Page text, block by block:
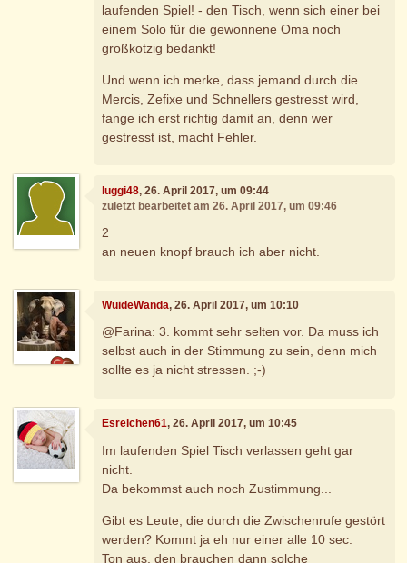
laufenden Spiel! - den Tisch, wenn sich einer bei
einem Solo für die gewonnene Oma noch
großkotzig bedankt!
Und wenn ich merke, dass jemand durch die
Mercis, Zefixe und Schnellers gestresst wird,
fange ich erst richtig damit an, denn wer
gestresst ist, macht Fehler.
luggi48, 26. April 2017, um 09:44
zuletzt bearbeitet am 26. April 2017, um 09:46
2
an neuen knopf brauch ich aber nicht.
WuideWanda, 26. April 2017, um 10:10
@Farina: 3. kommt sehr selten vor. Da muss ich
selbst auch in der Stimmung zu sein, denn mich
sollte es ja nicht stressen. ;-)
Esreichen61, 26. April 2017, um 10:45
Im laufenden Spiel Tisch verlassen geht gar
nicht.
Da bekommst auch noch Zustimmung...
Gibt es Leute, die durch die Zwischenrufe gestört
werden? Kommt ja eh nur einer alle 10 sec.
Ton aus, den brauchen dann solche